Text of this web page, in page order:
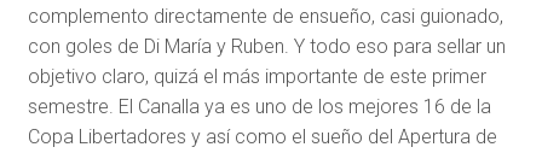
complemento directamente de ensueño, casi guionado,
con goles de Di María y Ruben. Y todo eso para sellar un
objetivo claro, quizá el más importante de este primer
semestre. El Canalla ya es uno de los mejores 16 de la
Copa Libertadores y así como el sueño del Apertura de